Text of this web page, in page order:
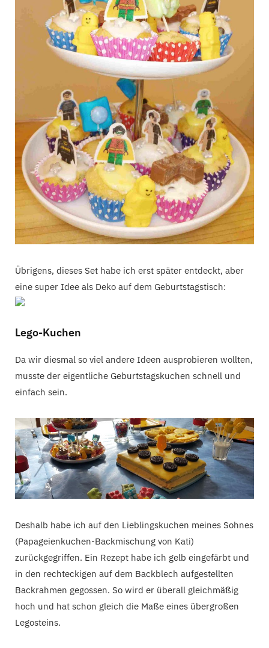
Übrigens, dieses Set habe ich erst später entdeckt, aber
eine super Idee als Deko auf dem Geburtstagstisch:
Lego-Kuchen
Da wir diesmal so viel andere Ideen ausprobieren wollten,
musste der eigentliche Geburtstagskuchen schnell und
einfach sein.
Deshalb habe ich auf den Lieblingskuchen meines Sohnes
(Papageienkuchen-Backmischung von Kati)
zurückgegriffen. Ein Rezept habe ich gelb eingefärbt und
in den rechteckigen auf dem Backblech aufgestellten
Backrahmen gegossen. So wird er überall gleichmäßig
hoch und hat schon gleich die Maße eines übergroßen
Legosteins.